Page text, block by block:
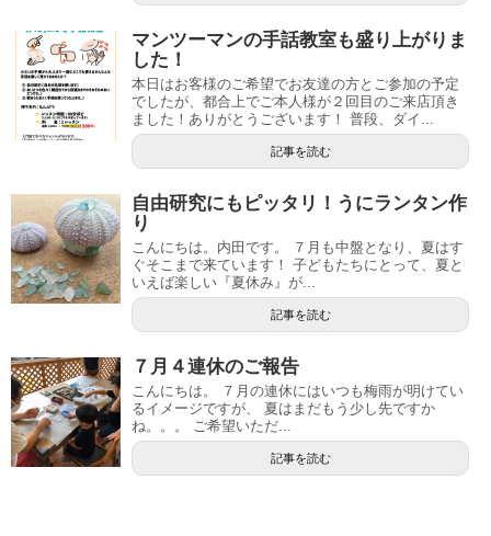
マンツーマンの手話教室も盛り上がりま
した！
本日はお客様のご希望でお友達の方とご参加の予定
でしたが、都合上でご本人様が２回目のご来店頂き
ました！ありがとうございます！ 普段、ダイ...
記事を読む
自由研究にもピッタリ！うにランタン作
り
こんにちは。内田です。 ７月も中盤となり、夏はす
ぐそこまで来ています！ 子どもたちにとって、夏と
いえば楽しい『夏休み』が...
記事を読む
７月４連休のご報告
こんにちは。 ７月の連休にはいつも梅雨が明けてい
るイメージですが、 夏はまだもう少し先ですか
ね。。。 ご希望いただ...
記事を読む